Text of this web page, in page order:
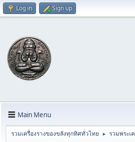
Log in Sign up
Main Menu
รวมเครื่องรางของขลังทุกทิศทั่วไทย ► รวมพระเ